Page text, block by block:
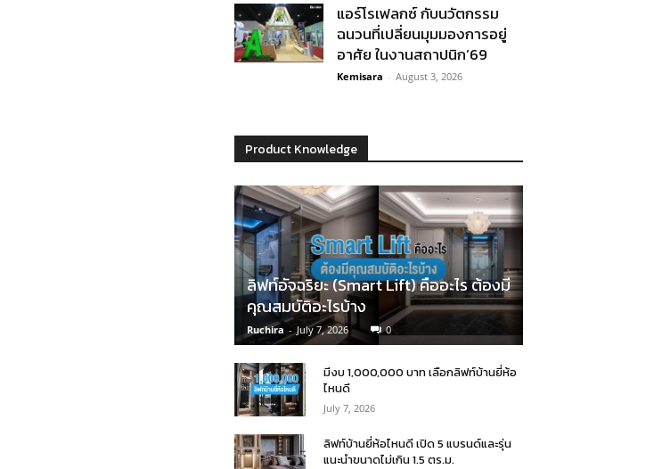
แอร์โรเฟลกซ์ กับนวัตกรรม
ฉนวนที่เปลี่ยนมุมมองการอยู่
อาศัย ในงานสถาปนิก’69
Kemisara - August 3, 2026
Product Knowledge
ลิฟท์อัจฉริยะ (Smart Lift) คืออะไร ต้องมี
คุณสมบัติอะไรบ้าง
Ruchira - July 7, 2026 0
มีงบ 1,000,000 บาท เลือกลิฟท์บ้านยี่ห้อ
ไหนดี
July 7, 2026
ลิฟท์บ้านยี่ห้อไหนดี เปิด 5 แบรนด์และรุ่น
แนะนำขนาดไม่เกิน 1.5 ตร.ม.